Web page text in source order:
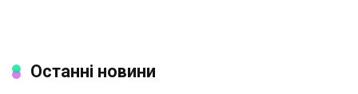
Останні новини